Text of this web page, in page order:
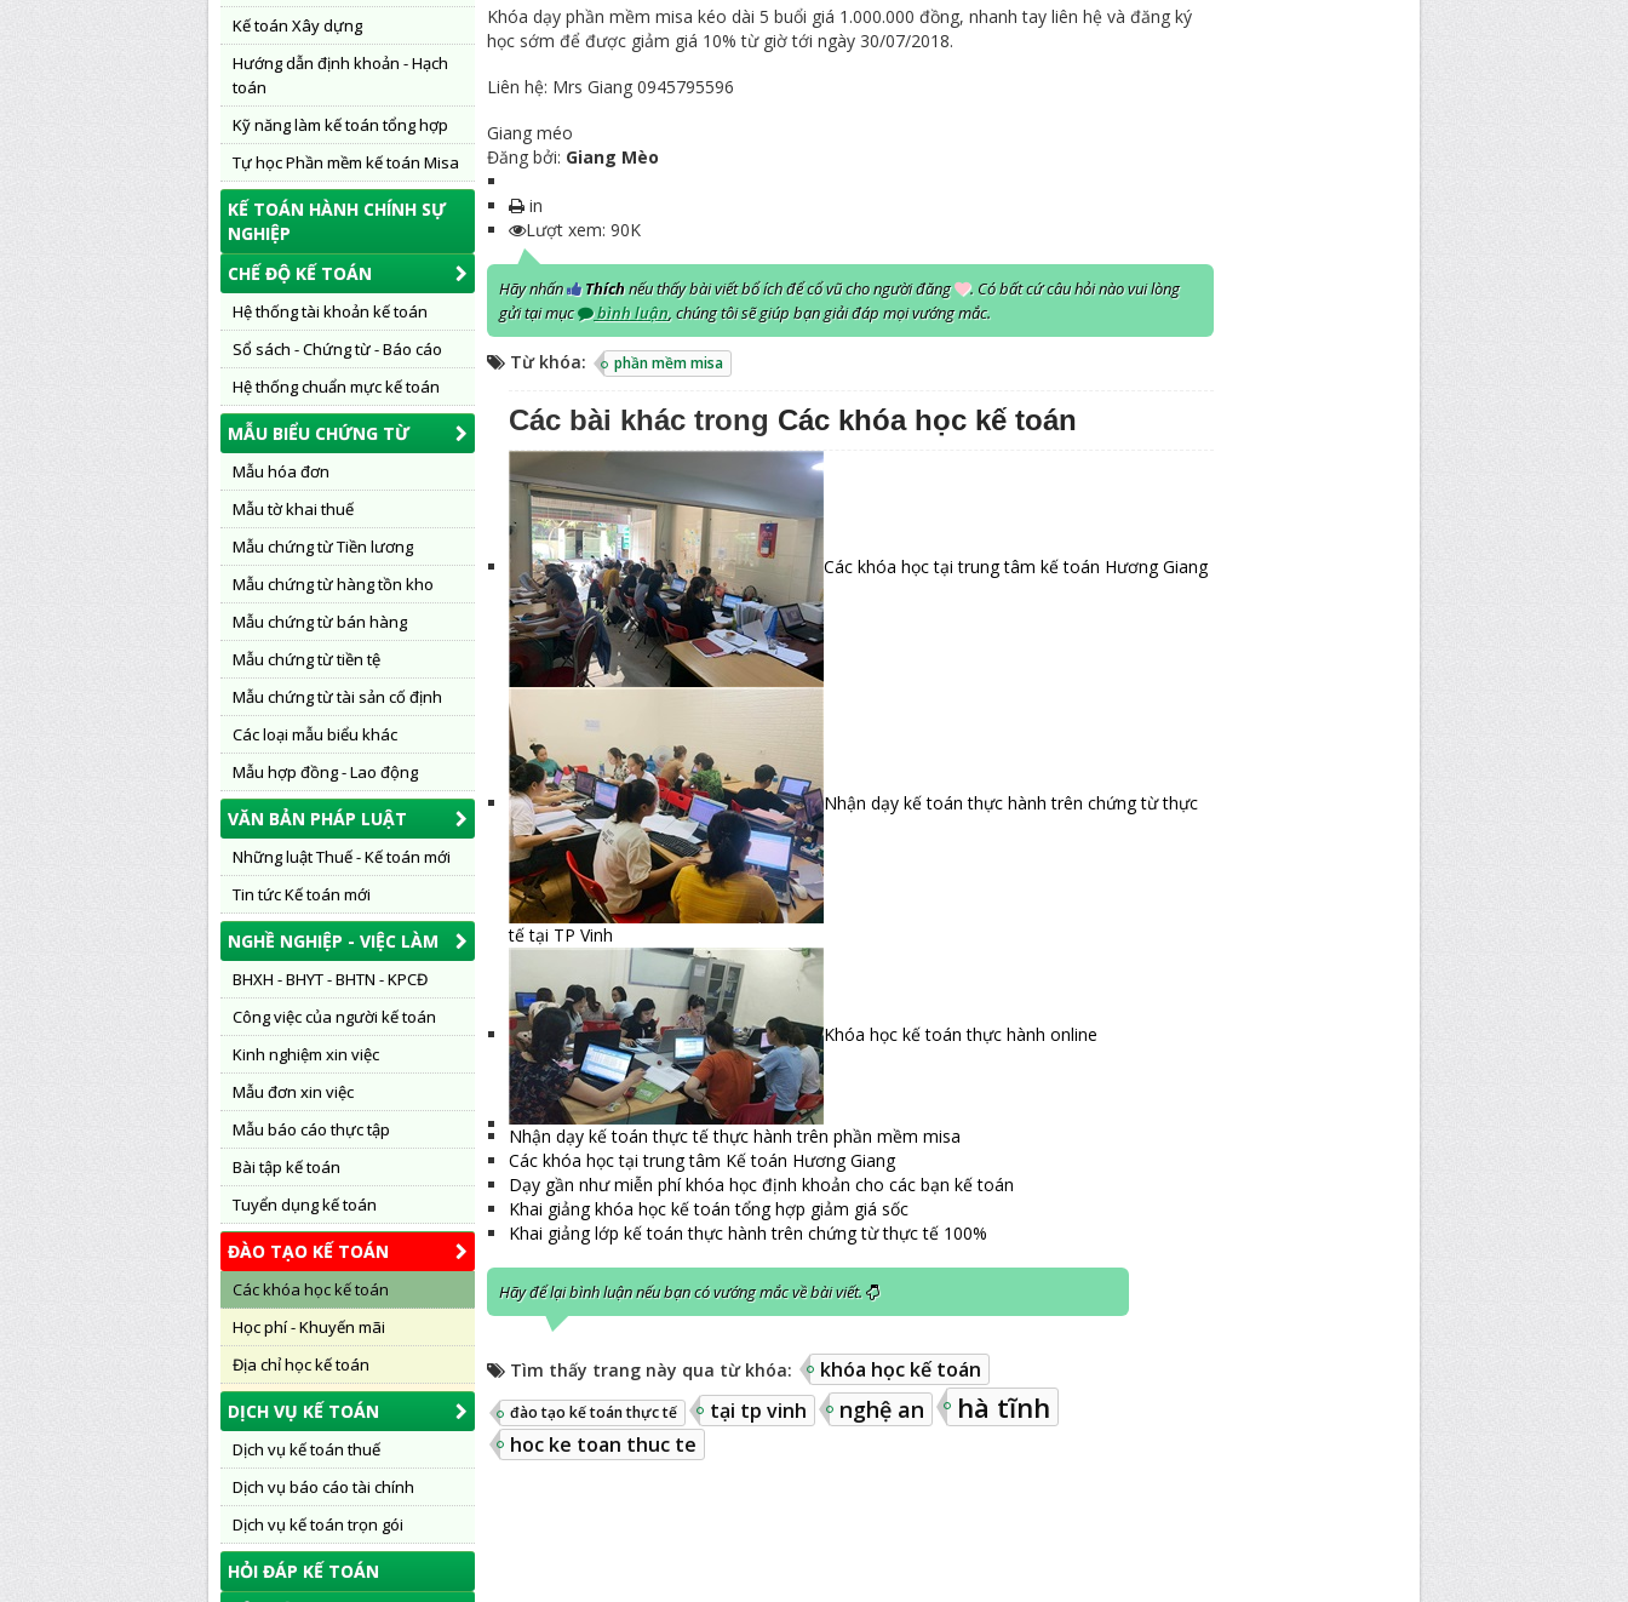
Kế toán Xây dựng
Hướng dẫn định khoản - Hạch
toán
Kỹ năng làm kế toán tổng hợp
Tự học Phần mềm kế toán Misa
KẾ TOÁN HÀNH CHÍNH SỰ
NGHIỆP
CHẾ ĐỘ KẾ TOÁN
Hệ thống tài khoản kế toán
Sổ sách - Chứng từ - Báo cáo
Hệ thống chuẩn mực kế toán
MẪU BIỂU CHỨNG TỪ
Mẫu hóa đơn
Mẫu tờ khai thuế
Mẫu chứng từ Tiền lương
Mẫu chứng từ hàng tồn kho
Mẫu chứng từ bán hàng
Mẫu chứng từ tiền tệ
Mẫu chứng từ tài sản cố định
Các loại mẫu biểu khác
Mẫu hợp đồng - Lao động
VĂN BẢN PHÁP LUẬT
Những luật Thuế - Kế toán mới
Tin tức Kế toán mới
NGHỀ NGHIỆP - VIỆC LÀM
BHXH - BHYT - BHTN - KPCĐ
Công việc của người kế toán
Kinh nghiệm xin việc
Mẫu đơn xin việc
Mẫu báo cáo thực tập
Bài tập kế toán
Tuyển dụng kế toán
ĐÀO TẠO KẾ TOÁN
Các khóa học kế toán
Học phí - Khuyến mãi
Địa chỉ học kế toán
DỊCH VỤ KẾ TOÁN
Dịch vụ kế toán thuế
Dịch vụ báo cáo tài chính
Dịch vụ kế toán trọn gói
HỎI ĐÁP KẾ TOÁN
Khóa dạy phần mềm misa kéo dài 5 buổi giá 1.000.000 đồng, nhanh tay liên hệ và đăng ký
học sớm để được giảm giá 10% từ giờ tới ngày 30/07/2018.
Liên hệ: Mrs Giang 0945795596
Giang méo
Đăng bởi: Giang Mèo
in
Lượt xem: 90K
Hãy nhấn Thíchnếu thấy bài viết bổ ích để cổ vũ cho người đăng . Có bất cứ câu hỏi nào vui lòng
gửi tại mục
bình luận, chúng tôi sẽ giúp bạn giải đáp mọi vướng mắc.
Từ khóa: phần mềm misa
Các bài khác trong Các khóa học kế toán
Các khóa học tại trung tâm kế toán Hương Giang
Nhận dạy kế toán thực hành trên chứng từ thực
tế tại TP Vinh
Khóa học kế toán thực hành online
Nhận dạy kế toán thực tế thực hành trên phần mềm misa
Các khóa học tại trung tâm Kế toán Hương Giang
Dạy gần như miễn phí khóa học định khoản cho các bạn kế toán
Khai giảng khóa học kế toán tổng hợp giảm giá sốc
Khai giảng lớp kế toán thực hành trên chứng từ thực tế 100%
Hãy để lại bình luận nếu bạn có vướng mắc về bài viết.
Tìm thấy trang này qua từ khóa: khóa học kế toán
đào tạo kế toán thực tế tại tp vinh nghệ an hà tĩnh
hoc ke toan thuc te